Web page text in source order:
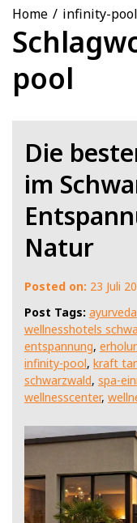
Home infinity-pool
pool
Die
im
Natur
Posted on: 23 Juli
Post Tags: ayurveda
wellnesshotels
entspannung,
infinity-pool, kraft
schwarzwald, spa-
wellnesscenter,